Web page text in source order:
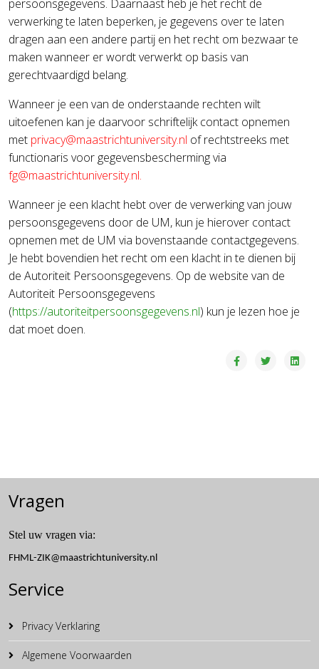
persoonsgegevens. Daarnaast heb je het recht de
verwerking te laten beperken, je gegevens over te laten
dragen aan een andere partij en het recht om bezwaar te
maken wanneer er wordt verwerkt op basis van
gerechtvaardigd belang.
Wanneer je een van de onderstaande rechten wilt
uitoefenen kan je daarvoor schriftelijk contact opnemen
met
of rechtstreeks met
functionaris voor gegevensbescherming via
.
Wanneer je een klacht hebt over de verwerking van jouw
persoonsgegevens door de UM, kun je hierover contact
opnemen met de UM via bovenstaande contactgegevens.
Je hebt bovendien het recht om een klacht in te dienen bij
de Autoriteit Persoonsgegevens. Op de website van de
Autoriteit Persoonsgegevens
(https://autoriteitpersoonsgegevens.nl) kun je lezen hoe je
dat moet doen.
Vragen
Stel uw vragen via:
Service
Privacy Verklaring
Algemene Voorwaarden